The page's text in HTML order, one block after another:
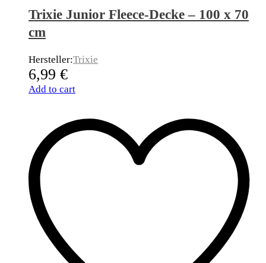
Trixie Junior Fleece-Decke – 100 x 70
cm
Hersteller:Trixie
6,99 €
Add to cart